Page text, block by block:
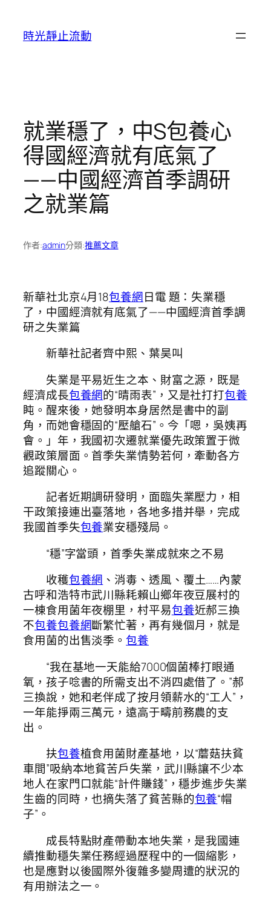
時光靜止流動
就業穩了，中S包養心
得國經濟就有底氣了
——中國經濟首季調研
之就業篇
作者:admin分類:推薦文章
新華社北京4月18包養網日電 題：失業穩
了，中國經濟就有底氣了——中國經濟首季調
研之失業篇
新華社記者齊中熙、葉昊叫
失業是平易近生之本、財富之源，既是
經濟成長包養網的“晴雨表”，又是社打打包養
盹。醒來後，她發明本身居然是書中的副
角，而她會穩固的“壓艙石”。今「嗯，吳姨再
會。」年，我國初次遷就業優先政策置于微
觀政策層面。首季失業情勢若何，牽動各方
追蹤關心。
記者近期調研發明，面臨失業壓力，相
干政策接連出臺落地，各地多措并舉，完成
我國首季失包養業安穩殘局。
“穩”字當頭，首季失業成就來之不易
收穫包養網 、消毒、透風、覆土……內蒙
古呼和浩特市武川縣耗賴山鄉年夜豆展村的
一棟食用菌年夜棚里，村平易包養近郝三換
不包養包養網斷繁忙著，再有幾個月，就是
食用菌的出售淡季。包養
“我在基地一天能給7000個菌棒打眼通
氧，孩子唸書的所需支出不消四處借了。”郝
三換說，她和老伴成了按月領薪水的“工人”，
一年能掙兩三萬元，遠高于疇前務農的支
出。
扶包養植食用菌財產基地，以“蘑菇扶貧
車間”吸納本地貧苦戶失業，武川縣讓不少本
地人在家門口就能“計件賺錢”，穩步進步失業
生齒的同時，也摘失落了貧苦縣的包養“帽
子”。
成長特點財產帶動本地失業，是我國連
續推動穩失業任務經過歷程中的一個縮影，
也是應對以後國際外復雜多變周遭的狀況的
有用辦法之一。